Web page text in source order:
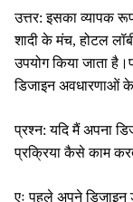
उत्तर: इसका व्यापक
शादी के मंच, होटल
उपयोग किया जाता
डिजाइन अवधारणाओं
प्रश्न: यदि मैं अपना
प्रक्रिया कैसे काम
एः पहले अपने डिजाइन